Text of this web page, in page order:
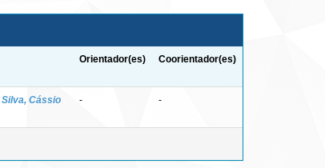
Orientador(es) Coorientador(es)
Silva, Cássio
- -